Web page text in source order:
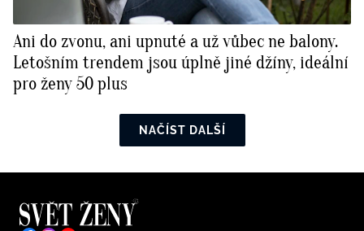
Ani do zvonu, ani upnuté a už vůbec ne balony.
Letošním trendem jsou úplně jiné džíny, ideální
pro ženy 50 plus
NAČÍST DALŠÍ